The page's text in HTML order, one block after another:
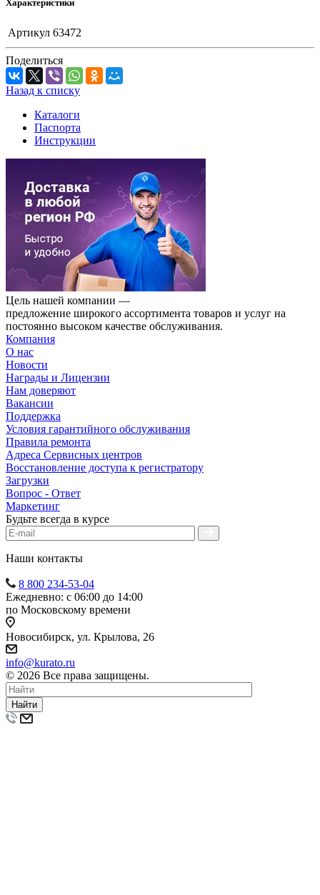
Характеристики
Артикул 63472
Поделиться
Назад к списку
Каталоги
Паспорта
Инструкции
Цель нашей компании —
предложение широкого ассортимента товаров и услуг на
постоянно высоком качестве обслуживания.
Компания
О нас
Новости
Награды и Лицензии
Нам доверяют
Вакансии
Поддержка
Условия гарантийного обслуживания
Правила ремонта
Адреса Сервисных центров
Восстановление доступа к регистратору
Загрузки
Вопрос - Ответ
Маркетинг
Будьте всегда в курсе
Наши контакты
8 800 234-53-04
Ежедневно: с 06:00 до 14:00
по Московскому времени
Новосибирск, ул. Крылова, 26
info@kurato.ru
© 2026 Все права защищены.
Найти